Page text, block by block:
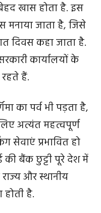
खास होता है. इस
मनाया जाता है, जिसे
दिवस कहा जाता है.
कार्यालयों के
हैं.
का पर्व भी पड़ता है,
अत्यंत महत्वपूर्ण
सेवाएं प्रभावित हो
बैंक छुट्टी पूरे देश में
और स्थानीय
है.